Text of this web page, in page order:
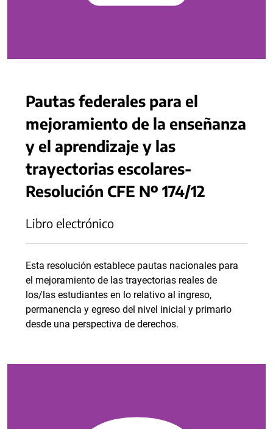
Pautas federales para el
mejoramiento de la enseñanza
y el aprendizaje y las
trayectorias escolares-
Resolución CFE Nº 174/12
Libro electrónico
Esta resolución establece pautas nacionales para
el mejoramiento de las trayectorias reales de
los/las estudiantes en lo relativo al ingreso,
permanencia y egreso del nivel inicial y primario
desde una perspectiva de derechos.